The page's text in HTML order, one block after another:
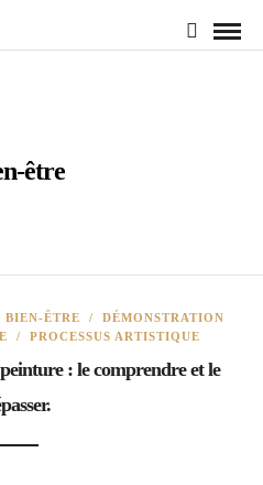
être
BIEN-ÊTRE / DÉMONSTRATION
/ PROCESSUS ARTISTIQUE
: le comprendre et le